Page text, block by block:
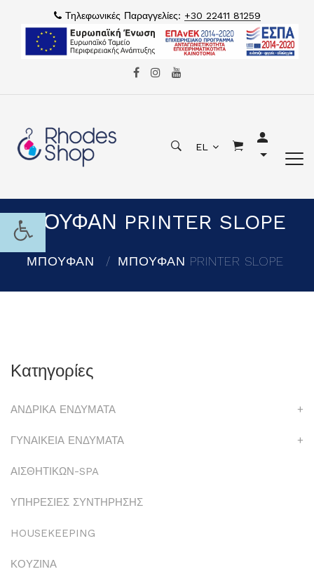
Τηλεφωνικές Παραγγελίες: +30 22411 81259
EL
ΜΠΟΥΦΑΝ PRINTER SLOPE
ΜΠΟΥΦΑΝ ΜΠΟΥΦΑΝ PRINTER SLOPE
Κατηγορίες
ΑΝΔΡΙΚΑ ΕΝΔΥΜΑΤΑ +
ΓΥΝΑΙΚΕΙΑ ΕΝΔΥΜΑΤΑ +
ΑΙΣΘΗΤΙΚΩΝ-SPA
ΥΠΗΡΕΣΙΕΣ ΣΥΝΤΗΡΗΣΗΣ
HOUSEKEEPING
ΚΟΥΖΙΝΑ